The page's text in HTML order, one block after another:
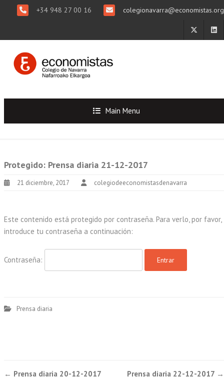
+34 948 27 00 16 colegionavarra@economistas.org
Main Menu
Protegido: Prensa diaria 21-12-2017
21 diciembre, 2017 colegiodeeconomistasdenavarra
Este contenido está protegido por contraseña. Para verlo, por favor,
introduce tu contraseña a continuación:
Contraseña:
Prensa diaria
Post
← Prensa diaria 20-12-2017 Prensa diaria 22-12-2017 →